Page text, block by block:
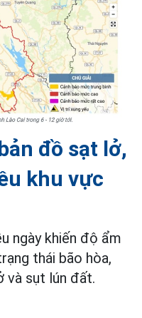
đồ sạt lở,
khu vực
ngày khiến độ ẩm
thái bão hòa,
và sụt lún đất.